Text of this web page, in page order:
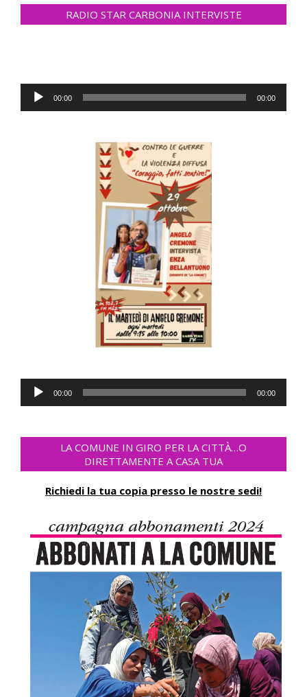
RADIO STAR CARBONIA INTERVISTE
Audio
Player
00:00 00:00
Audio
Player
00:00 00:00
LA COMUNE IN GIRO PER LA CITTÀ…O
DIRETTAMENTE A CASA TUA
Richiedi la tua copia presso le nostre sedi!